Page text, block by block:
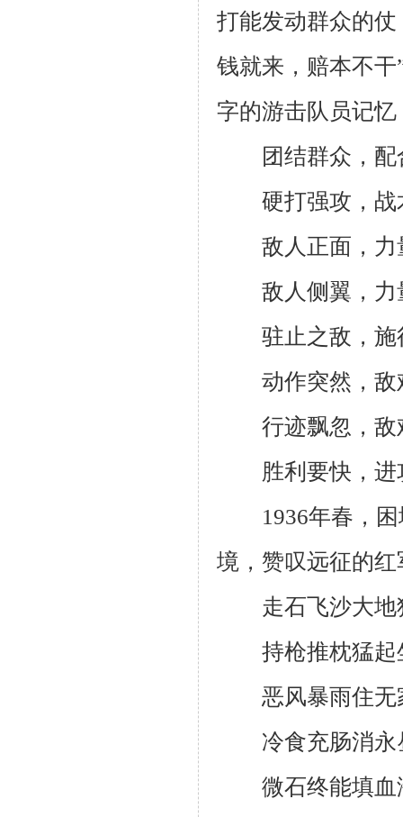
打能发动群众的
钱就来，赔本不
字的游击队员记
团结群众，配
硬打强攻，战
敌人正面，力
敌人侧翼，力
驻止之敌，施
动作突然，敌
行迹飘忽，敌
胜利要快，进
1936年春，困
境，赞叹远征的
走石飞沙大地
持枪推枕猛起
恶风暴雨住无
冷食充肠消永
微石终能填血